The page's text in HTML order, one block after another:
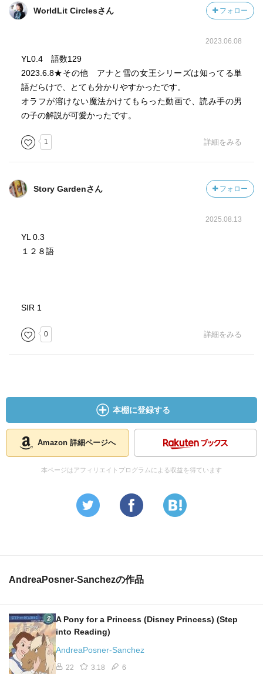
WorldLit Circlesさん フォロー
2023.06.08
YL0.4 語数129
2023.6.8★その他 アナと雪の女王シリーズは知ってる単
語だらけで、とても分かりやすかったです。
オラフが溶けない魔法かけてもらった動画で、読み手の男
の子の解説が可愛かったです。
1 詳細をみる
Story Gardenさん フォロー
2025.08.13
YL 0.3
１２８語
SIR 1
0 詳細をみる
本棚に登録する
Amazon 詳細ページへ
本ページはアフィリエイトプログラムによる収益を得ています
AndreaPosner-Sanchezの作品
A Pony for a Princess (Disney Princess) (Step
into Reading)
AndreaPosner-Sanchez
22 3.18 6